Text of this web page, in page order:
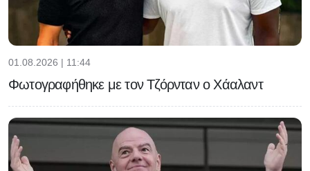
01.08.2026 | 11:44
Φωτογραφήθηκε με τον Τζόρνταν ο Χάαλαντ